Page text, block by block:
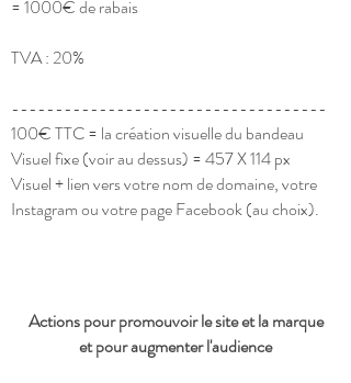
= 1000€ de rabais
TVA : 20%
------------------------------------
100€ TTC = la création visuelle du bandeau
Visuel fixe (voir au dessus) = 457 X 114 px
Visuel + lien vers votre nom de domaine, votre
Instagram ou votre page Facebook (au choix).
Actions​ pour promouvoir le site et la marque
et pour augmenter l'audience